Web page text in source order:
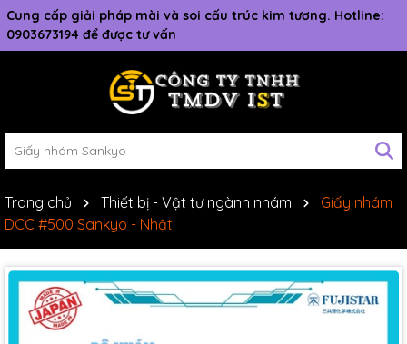
Cung cấp giải pháp mài và soi cấu trúc kim tương. Hotline:
0903673194 để được tư vấn
Trang chủ Thiết bị - Vật tư ngành nhám
Giấy nhám
DCC #500 Sankyo - Nhật